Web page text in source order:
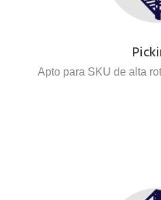
Apto para SKU de alta